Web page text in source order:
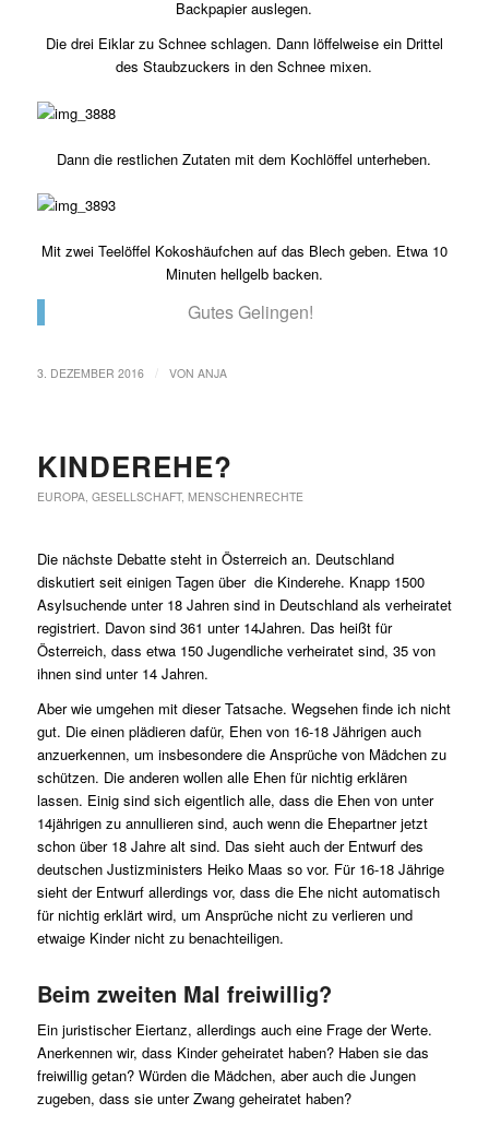
Backpapier auslegen.
Die drei Eiklar zu Schnee schlagen. Dann löffelweise ein Drittel
des Staubzuckers in den Schnee mixen.
Dann die restlichen Zutaten mit dem Kochlöffel unterheben.
Mit zwei Teelöffel Kokoshäufchen auf das Blech geben. Etwa 10
Minuten hellgelb backen.
Gutes Gelingen!
3. DEZEMBER 2016 VON ANJA
KINDEREHE?
EUROPA, GESELLSCHAFT, MENSCHENRECHTE
Die nächste Debatte steht in Österreich an. Deutschland
diskutiert seit einigen Tagen über die Kinderehe. Knapp 1500
Asylsuchende unter 18 Jahren sind in Deutschland als verheiratet
registriert. Davon sind 361 unter 14Jahren. Das heißt für
Österreich, dass etwa 150 Jugendliche verheiratet sind, 35 von
ihnen sind unter 14 Jahren.
Aber wie umgehen mit dieser Tatsache. Wegsehen finde ich nicht
gut. Die einen plädieren dafür, Ehen von 16-18 Jährigen auch
anzuerkennen, um insbesondere die Ansprüche von Mädchen zu
schützen. Die anderen wollen alle Ehen für nichtig erklären
lassen. Einig sind sich eigentlich alle, dass die Ehen von unter
14jährigen zu annullieren sind, auch wenn die Ehepartner jetzt
schon über 18 Jahre alt sind. Das sieht auch der Entwurf des
deutschen Justizministers Heiko Maas so vor. Für 16-18 Jährige
sieht der Entwurf allerdings vor, dass die Ehe nicht automatisch
für nichtig erklärt wird, um Ansprüche nicht zu verlieren und
etwaige Kinder nicht zu benachteiligen.
Beim zweiten Mal freiwillig?
Ein juristischer Eiertanz, allerdings auch eine Frage der Werte.
Anerkennen wir, dass Kinder geheiratet haben? Haben sie das
freiwillig getan? Würden die Mädchen, aber auch die Jungen
zugeben, dass sie unter Zwang geheiratet haben?